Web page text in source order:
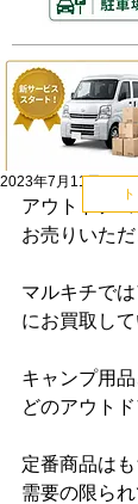
2023年7月11日
アウトドア
お売りいた
マルキチで
にお買取し
キャンプ用
どのアウト
定番商品は
需要の限ら